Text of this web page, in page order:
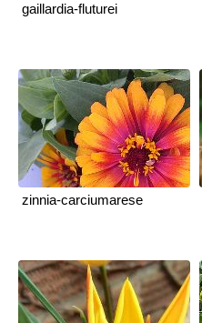
gaillardia-fluturei
zinnia-carciumarese